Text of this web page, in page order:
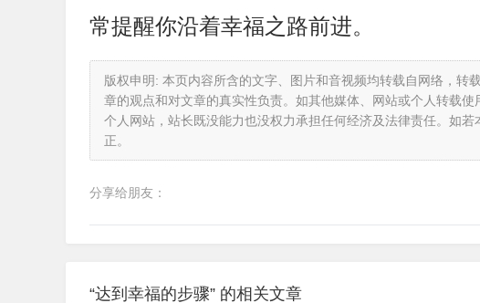
常提醒你沿着幸福之路前进。
版权申明: 本页内容所含的文字、图片和音视频均转载自网络，转
章的观点和对文章的真实性负责。如其他媒体、网站或个人转载
个人网站，站长既没能力也没权力承担任何经济及法律责任。如
正。
分享给朋友：
“达到幸福的步骤” 的相关文章